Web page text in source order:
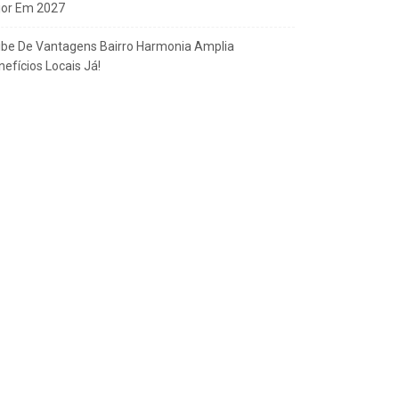
Em 2027
De Vantagens Bairro Harmonia Amplia
Locais Já!